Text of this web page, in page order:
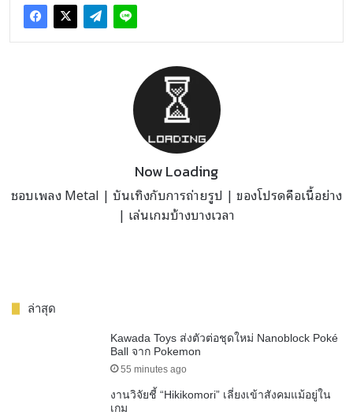
Now Loading
ชอบเพลง Metal | บันเทิงกับการถ่ายรูป | ของโปรดคือเนื้อย่าง
| เล่นเกมบ้างบางเวลา
ล่าสุด
Kawada Toys ส่งตัวต่อชุดใหม่ Nanoblock Poké
Ball จาก Pokemon
55 minutes ago
งานวิจัยชี้ “Hikikomori” เลี่ยงเข้าสังคมแม้อยู่ใน
เกม